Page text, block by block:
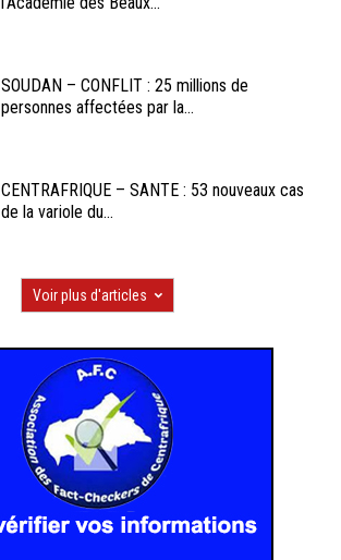
SOUDAN – CONFLIT : 25 millions de
personnes affectées par la...
CENTRAFRIQUE – SANTE : 53 nouveaux cas
de la variole du...
Voir plus d'articles